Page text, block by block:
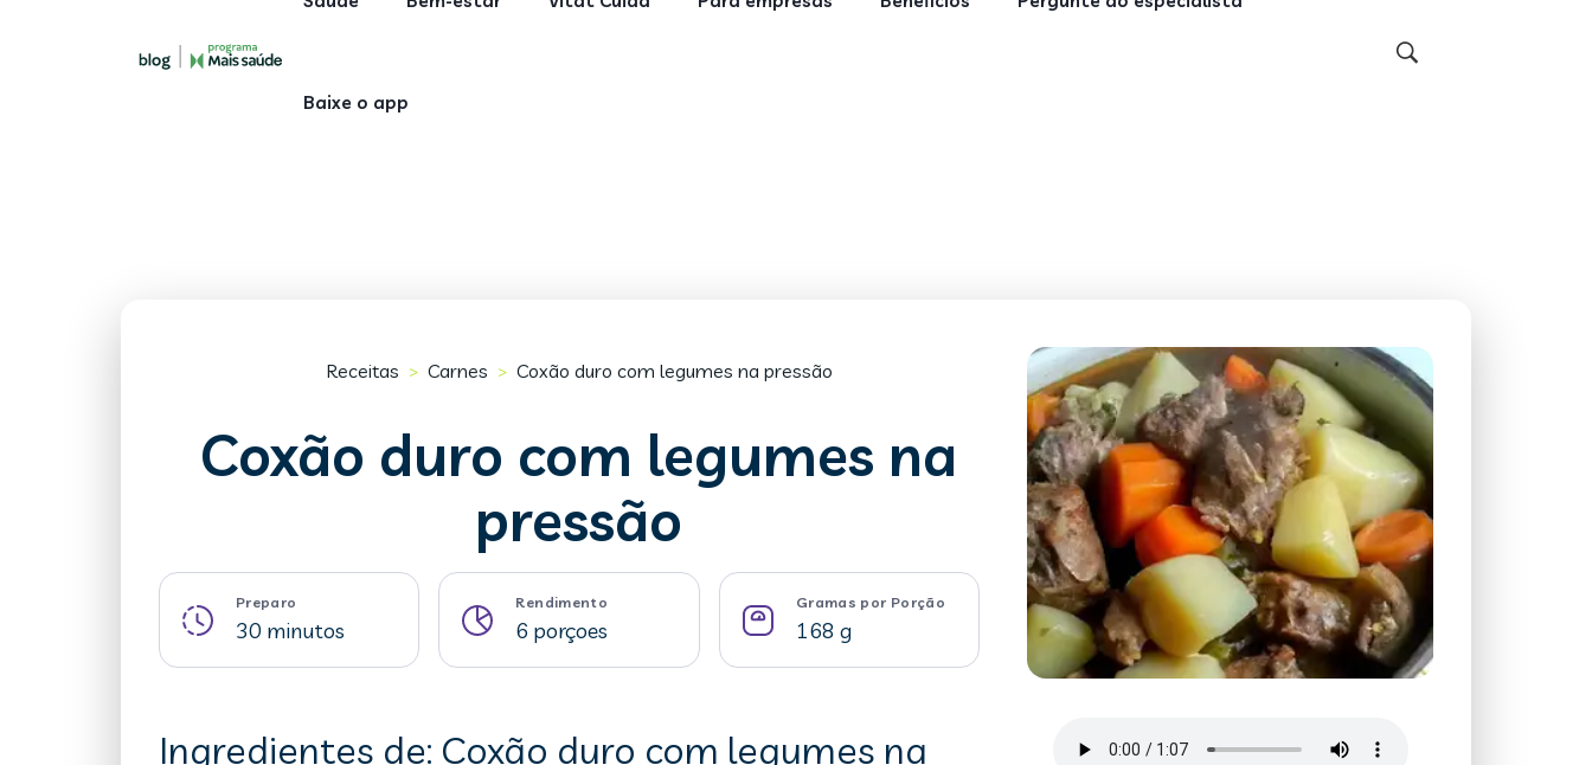
Baixe o app
Receitas > Carnes > Coxão duro com legumes na pressão
Coxão duro com legumes na
pressão
Preparo
30 minutos
Rendimento
6 porçoes
Gramas por Porção
168 g
Ingredientes de: Coxão duro com legumes na